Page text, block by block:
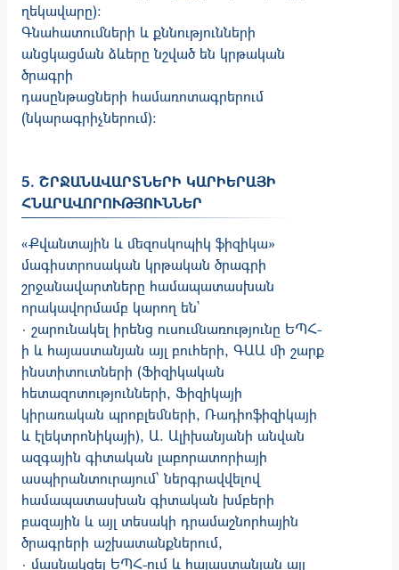
ղեկավարը)։
Գնահատումների և քննությունների
անցկացման ձևերը նշված են կրթական
ծրագրի
դասընթացների համառոտագրերում
(նկարագրիչներում):
5. ՇՐՋԱՆԱՎԱՐՏՆԵՐԻ ԿԱՐԻԵՐԱՅԻ
ՀՆԱՐԱՎՈՐՈՒԹՅՈՒՆՆԵՐ
«Քվանտային և մեզոսկոպիկ ֆիզիկա»
մագիստրոսական կրթական ծրագրի
շրջանա­վարտները համապատասխան
որակավորմամբ կարող են`
· շարունակել իրենց ուսումնառությունը ԵՊՀ-
ի և հայաստանյան այլ բուհերի, ԳԱԱ մի շարք
ինստիտուտների (Ֆիզիկական
հետազոտությունների, Ֆիզիկայի
կիրառական պրոբլեմների, Ռադիոֆիզիկայի
և էլեկտրոնիկայի), Ա. Ալիխանյանի անվան
ազգային գիտական լաբորատորիայի
ասպիրանտուրայում՝ ներգրավ­վելով
համապատասխան գիտական խմբերի
բազային և այլ տեսակի դրամա­շնոր­հային
ծրագրերի աշխատանքներում,
· մասնակցել ԵՊՀ-ում և հայաստանյան այլ